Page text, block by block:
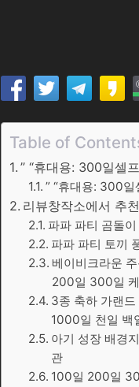
Table of
” “휴대용: 300일셀
” “휴대용: 300
리뷰창작소에서 추
파파 파티 곰돌
파파 파티 토끼
베이비크라운
200일 300일
3종 축하 가랜
1000일 천일 백
아기 성장 배경
관
100일 200일